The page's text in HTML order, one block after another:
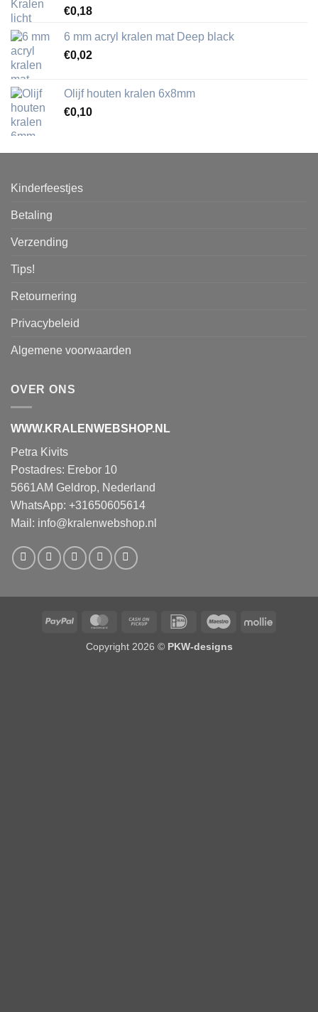
€0,18
6 mm acryl kralen mat Deep black
€0,02
Olijf houten kralen 6x8mm
€0,10
Kinderfeestjes
Betaling
Verzending
Tips!
Retournering
Privacybeleid
Algemene voorwaarden
OVER ONS
WWW.KRALENWEBSHOP.NL
Petra Kivits
Postadres: Erebor 10
5661AM Geldrop, Nederland
WhatsApp: +31650605614
Mail: info@kralenwebshop.nl
PayPal MasterCardCash
Pickup
IDeal Maestro Mollie
Copyright 2026 © PKW-designs